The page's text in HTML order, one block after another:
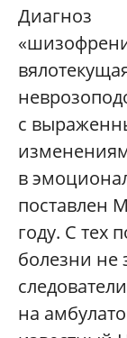
Диагноз
с
в
поставлен
году. С тех
болезни не
на